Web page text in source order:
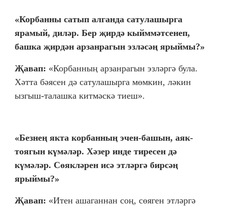
«Корбанны сатып алганда сатулашырга
ярамый, диләр. Бер җирдә кыйммәтсенеп,
башка җирдән арзанрагын эзләсәң ярыймы?»
Җавап: «Корбанның арзанрагын эзләргә була.
Хәтта бәясен дә сатулашырга мөмкин, ләкин
ызгыш-талашка китмәскә тиеш».
«Безнең якта корбанның эчен-башын, аяк-
тоягын күмәләр. Хәзер инде тиресен дә
күмәләр. Сөякләрен исә этләргә бирсәң
ярыймы?»
Җавап: «Итен ашаганнан соң, сөяген этләргә